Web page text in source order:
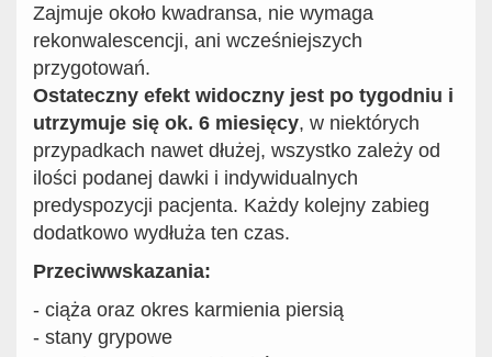
Zajmuje około kwadransa, nie wymaga
rekonwalescencji, ani wcześniejszych
przygotowań.
Ostateczny efekt widoczny jest po tygodniu i
utrzymuje się ok. 6 miesięcy, w niektórych
przypadkach nawet dłużej, wszystko zależy od
ilości podanej dawki i indywidualnych
predyspozycji pacjenta. Każdy kolejny zabieg
dodatkowo wydłuża ten czas.
Przeciwwskazania:
- ciąża oraz okres karmienia piersią
- stany grypowe